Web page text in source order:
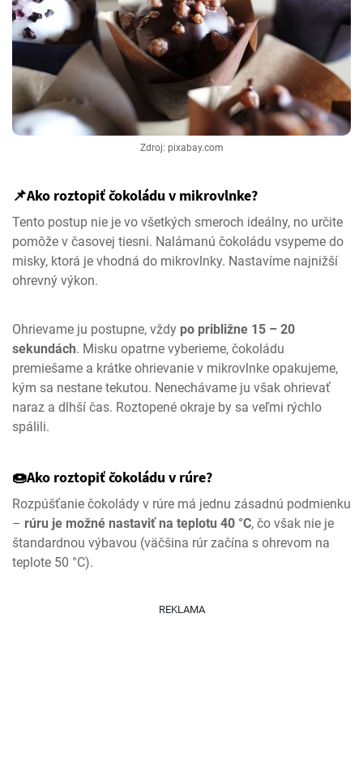
Zdroj: pixabay.com
📌Ako roztopiť čokoládu v mikrovlnke?
Tento postup nie je vo všetkých smeroch ideálny, no určite
pomôže v časovej tiesni. Nalámanú čokoládu vsypeme do
misky, ktorá je vhodná do mikrovlnky. Nastavíme najnižší
ohrevný výkon.
Ohrievame ju postupne, vždy po približne 15 – 20
sekundách. Misku opatrne vyberieme, čokoládu
premiešame a krátke ohrievanie v mikrovlnke opakujeme,
kým sa nestane tekutou. Nenechávame ju však ohrievať
naraz a dlhší čas. Roztopené okraje by sa veľmi rýchlo
spálili.
🍩Ako roztopiť čokoládu v rúre?
Rozpúšťanie čokolády v rúre má jednu zásadnú podmienku
– rúru je možné nastaviť na teplotu 40 °C, čo však nie je
štandardnou výbavou (väčšina rúr začína s ohrevom na
teplote 50 °C).
REKLAMA